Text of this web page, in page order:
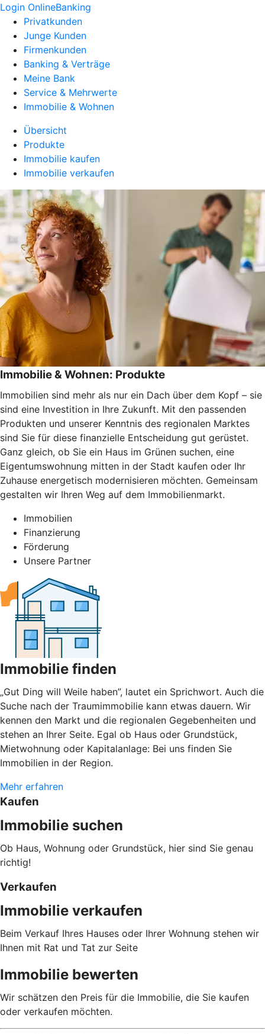
Login OnlineBanking
Privatkunden
Junge Kunden
Firmenkunden
Banking & Verträge
Meine Bank
Service & Mehrwerte
Immobilie & Wohnen
Übersicht
Produkte
Immobilie kaufen
Immobilie verkaufen
Immobilie & Wohnen: Produkte
Immobilien sind mehr als nur ein Dach über dem Kopf – sie
sind eine Investition in Ihre Zukunft. Mit den passenden
Produkten und unserer Kenntnis des regionalen Marktes
sind Sie für diese finanzielle Entscheidung gut gerüstet.
Ganz gleich, ob Sie ein Haus im Grünen suchen, eine
Eigentumswohnung mitten in der Stadt kaufen oder Ihr
Zuhause energetisch modernisieren möchten. Gemeinsam
gestalten wir Ihren Weg auf dem Immobilienmarkt.
Immobilien
Finanzierung
Förderung
Unsere Partner
Immobilie finden
„Gut Ding will Weile haben”, lautet ein Sprichwort. Auch die
Suche nach der Traumimmobilie kann etwas dauern. Wir
kennen den Markt und die regionalen Gegebenheiten und
stehen an Ihrer Seite. Egal ob Haus oder Grundstück,
Mietwohnung oder Kapitalanlage: Bei uns finden Sie
Immobilien in der Region.
Mehr erfahren
Kaufen
Immobilie suchen
Ob Haus, Wohnung oder Grundstück, hier sind Sie genau
richtig!
Verkaufen
Immobilie verkaufen
Beim Verkauf Ihres Hauses oder Ihrer Wohnung stehen wir
Ihnen mit Rat und Tat zur Seite
Immobilie bewerten
Wir schätzen den Preis für die Immobilie, die Sie kaufen
oder verkaufen möchten.